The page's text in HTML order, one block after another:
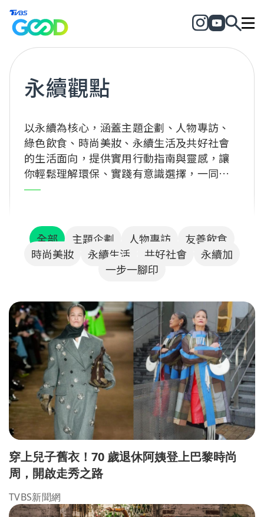
永續觀點
以永續為核心，涵蓋主題企劃、人物專訪、
綠色飲食、時尚美妝、永續生活及共好社會
的生活面向，提供實用行動指南與靈感，讓
你輕鬆理解環保、實踐有意識選擇，一同為
地球與社會創造正向改變！
全部 主題企劃 人物專訪
友善飲食
時尚美妝
永續生活 共好社會
永續加
一步一腳印
穿上兒子舊衣！70 歲退休阿姨登上巴黎時尚
周，開啟走秀之路
TVBS新聞網